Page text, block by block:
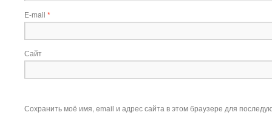
E-mail *
Сайт
Сохранить моё имя, email и адрес сайта в этом браузере для